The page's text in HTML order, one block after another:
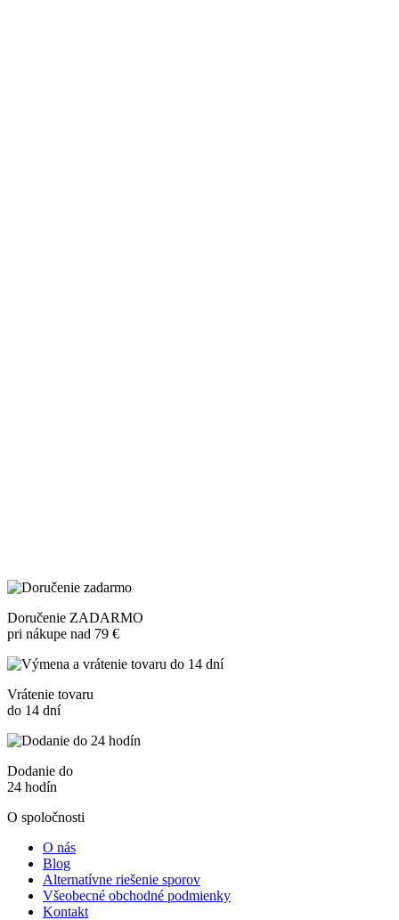
Doručenie ZADARMO
pri nákupe nad 79 €
Vrátenie tovaru
do 14 dní
Dodanie do
24 hodín
O spoločnosti
O nás
Blog
Alternatívne riešenie sporov
Všeobecné obchodné podmienky
Kontakt